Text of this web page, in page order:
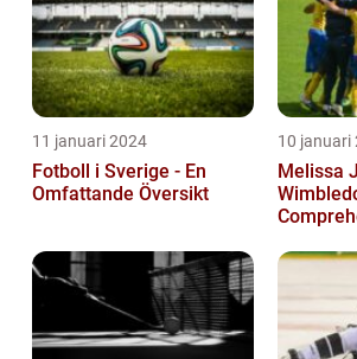
11 januari 2024
Fotboll i Sverige - En
Omfattande Översikt
10 januari
Melissa